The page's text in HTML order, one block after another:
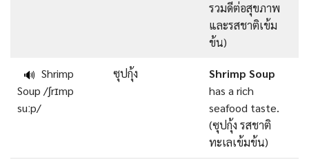
รวมดีต่อสุขภาพ
และรสชาติเข้ม
ข้น)
🔊 Shrimp
Soup /ʃrɪmp
suːp/
ซุปกุ้ง
Shrimp Soup
has a rich
seafood taste.
(ซุปกุ้ง รสชาติ
ทะเลเข้มข้น)